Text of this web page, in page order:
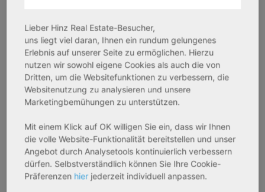
vom Landkreis Steinburg statt. Mit Hilfe dieser
Auswertungen und weiteren Standortanalysen kann ein
genauer Bedarf an Pflegeplätzen ermittelt werden. So
wird einer Überdeckung, aber auch einer Unterdeckung
an Pflegeplätzen entgegengewirkt und der Bedarf wird
optimal gedeckt.
Wer möchte das nicht – Eine hohe Lebensqualität bis
ins hohe Alter? Der Landkreis Steinburg ist als Standort
eine sehr gute Wahl. Eine stete Belegung Ihrer
Pflegeimmobilie ist hier nahezu gesichert.
Lieber Hinz Real Estate-Besucher,
uns liegt viel daran, Ihnen ein rundum gelungenes
Erlebnis auf unserer Seite zu ermöglichen. Hierzu
nutzen wir sowohl eigene Cookies als auch die von
Dritten, um die Websitefunktionen zu verbessern, die
Websitenutzung zu analysieren und unsere
Marketingbemühungen zu unterstützen.
Mit einem Klick auf OK willigen Sie ein, dass wir Ihnen
die volle Website-Funktionalität bereitstellen und unser
Angebot durch Analysetools kontinuierlich verbessern
dürfen. Selbstverständlich können Sie Ihre Cookie-
Präferenzen hier jederzeit individuell anpassen.